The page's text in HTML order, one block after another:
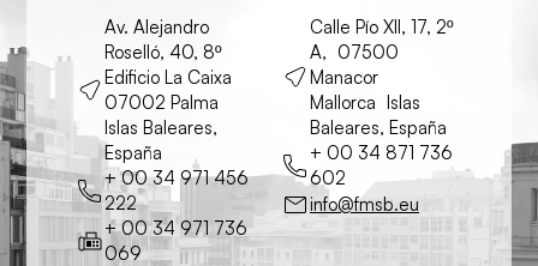
Av. Alejandro
Roselló, 40, 8º
Edificio La Caixa
07002 Palma
Islas Baleares,
España
+ 00 34 971 456
222
+ 00 34 971 736
069
Calle Pío XII, 17, 2º
A, 07500
Manacor
Mallorca Islas
Baleares, España
+ 00 34 871 736
602
info@fmsb.eu